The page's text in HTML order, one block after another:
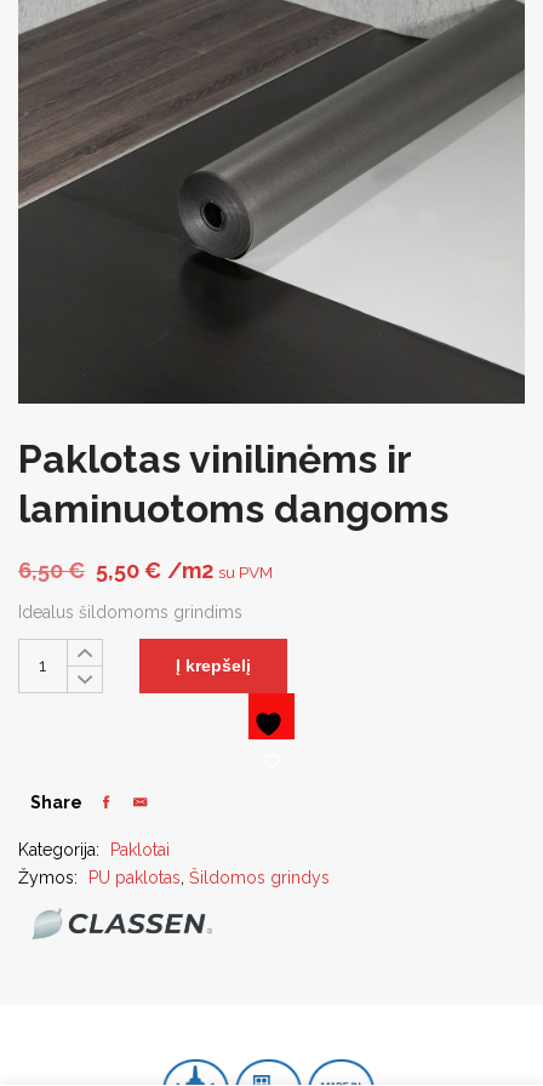
Paklotas vinilinėms ir
laminuotoms dangoms
6,50€ Original price was: 6,50 €.
5,50€ Current price is: 5,50 €.
/m2 su PVM
Idealus šildomoms grindims
Į krepšelį
Share
Kategorija:
Paklotai
Žymos:
PU paklotas Šildomos grindys